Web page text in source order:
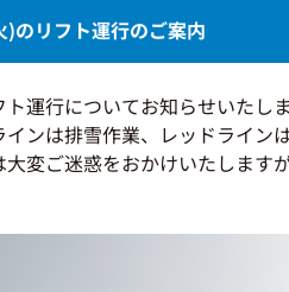
)のリフト運行のご案内
運行についてお知らせいたしま
ンは排雪作業、レッドライン
変ご迷惑をおかけいたします